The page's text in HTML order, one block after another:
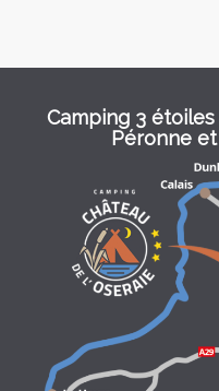
Camping 3
Péronne et